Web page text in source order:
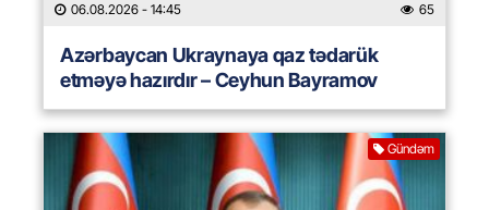
06.08.2026 - 14:45 65
Azərbaycan Ukraynaya qaz tədarük
etməyə hazırdır – Ceyhun Bayramov
Gündəm